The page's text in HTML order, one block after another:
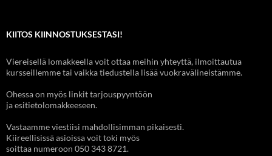
KIITOS KIINNOSTUKSESTASI!
Viereisellä lomakkeella voit ottaa meihin yhteyttä, ilmoittautua
kursseillemme tai vaikka tiedustella lisää vuokravälineistämme.
Ohessa on myös linkit tarjouspyyntöön
ja esitietolomakkeeseen.
Vastaamme viestiisi mahdollisimman pikaisesti.
Kiireellisissä asioissa voit toki myös
soittaa numeroon 050 343 8721.